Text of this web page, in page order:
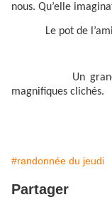
nous. Qu’elle
Le pot de
Un grand
magnifiques clichés.
#randonnée du jeudi
Partager